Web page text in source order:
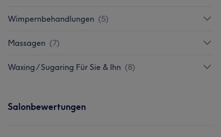
Wimpernbehandlungen (5)
Massagen (7)
Waxing / Sugaring Für Sie & Ihn (8)
Salonbewertungen